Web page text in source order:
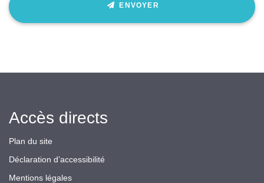
ENVOYER
Accès directs
Plan du site
Déclaration d’accessibilité
Mentions légales